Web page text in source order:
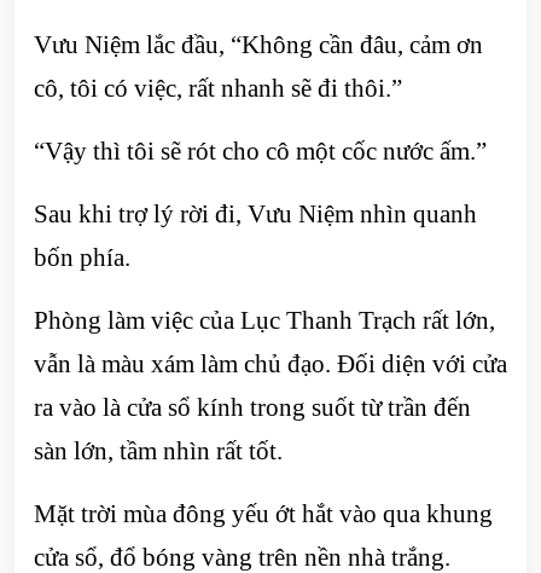
Vưu Niệm lắc đầu, “Không cần đâu, cảm ơn
cô, tôi có việc, rất nhanh sẽ đi thôi.”
“Vậy thì tôi sẽ rót cho cô một cốc nước ấm.”
Sau khi trợ lý rời đi, Vưu Niệm nhìn quanh
bốn phía.
Phòng làm việc của Lục Thanh Trạch rất lớn,
vẫn là màu xám làm chủ đạo. Đối diện với cửa
ra vào là cửa sổ kính trong suốt từ trần đến
sàn lớn, tầm nhìn rất tốt.
Mặt trời mùa đông yếu ớt hắt vào qua khung
cửa sổ, đổ bóng vàng trên nền nhà trắng.